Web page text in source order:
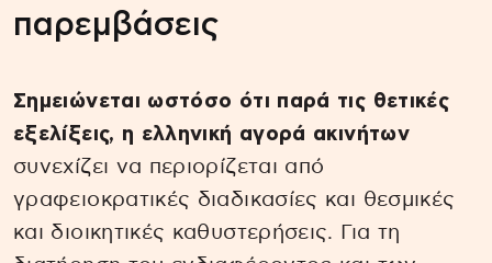
παρεμβάσεις
Σημειώνεται ωστόσο ότι παρά τις θετικές
εξελίξεις, η ελληνική αγορά ακινήτων
συνεχίζει να περιορίζεται από
γραφειοκρατικές διαδικασίες και θεσμικές
και διοικητικές καθυστερήσεις. Για τη